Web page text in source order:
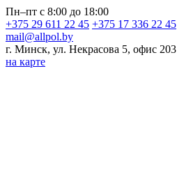
Пн–пт с 8:00 до 18:00
+375 29 611 22 45 +375 17 336 22 45
mail@allpol.by
г. Минск, ул. Некрасова 5, офис 203
на карте